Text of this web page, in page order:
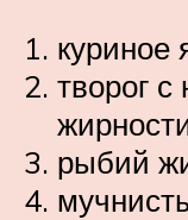
куриное
творог
рыбий